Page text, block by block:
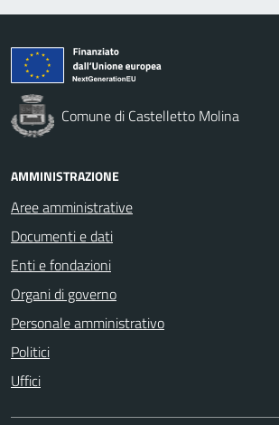
Comune di Castelletto Molina
AMMINISTRAZIONE
Aree amministrative
Documenti e dati
Enti e fondazioni
Organi di governo
Personale amministrativo
Politici
Uffici